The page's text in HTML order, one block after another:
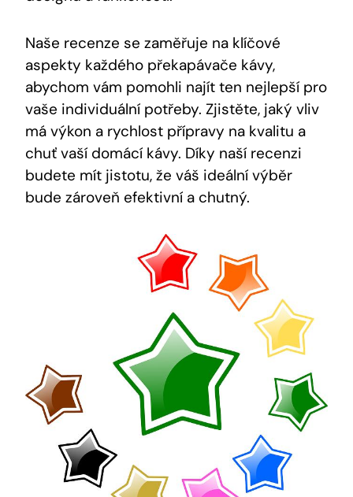
Naše recenze se zaměřuje na klíčové
aspekty každého překapávače kávy,
abychom vám pomohli⁤ najít ten nejlepší‌ pro
vaše individuální potřeby. Zjistěte, ​jaký vliv
má výkon⁤ a rychlost přípravy na kvalitu a
chuť vaší ⁣domácí‍ kávy. Díky naší recenzi
budete mít⁢ jistotu, ​že váš ideální výběr
bude ‍zároveň efektivní a chutný.